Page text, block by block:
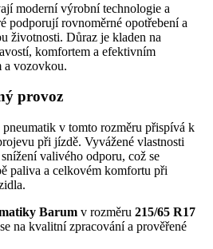
moderní výrobní technologie a
podporují rovnoměrné opotřebení a
životnosti. Důraz je kladen na
komfortem a efektivním
a vozovkou.
provoz
v tomto rozměru přispívá k
při jízdě. Vyvážené vlastnosti
valivého odporu, což se
paliva a celkovém komfortu při
Barum v rozměru 215/65 R17
na kvalitní zpracování a prověřené